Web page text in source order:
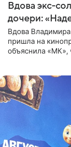
Вдова экс-
дочери:
Вдова
пришла на
объяснила «МК»,